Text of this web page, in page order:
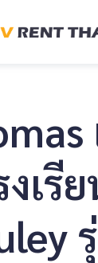
งเรี